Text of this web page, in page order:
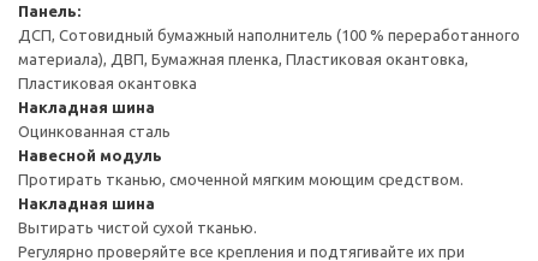
Панель:
ДСП, Сотовидный бумажный наполнитель (100 % переработанного
материала), ДВП, Бумажная пленка, Пластиковая окантовка,
Пластиковая окантовка
Накладная шина
Оцинкованная сталь
Навесной модуль
Протирать тканью, смоченной мягким моющим средством.
Накладная шина
Вытирать чистой сухой тканью.
Регулярно проверяйте все крепления и подтягивайте их при